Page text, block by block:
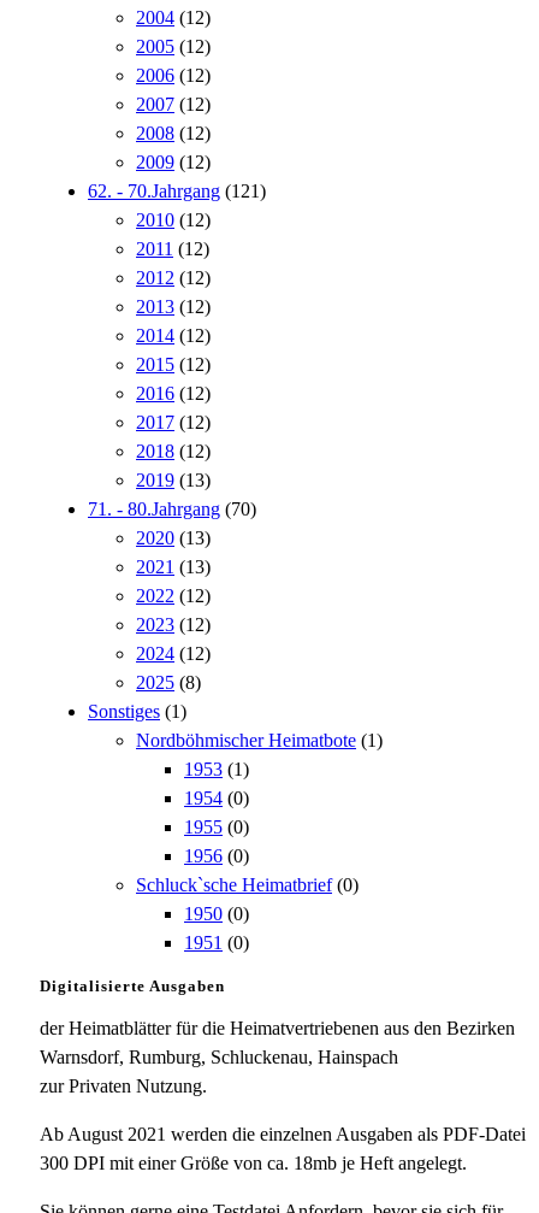
2004 (12)
2005 (12)
2006 (12)
2007 (12)
2008 (12)
2009 (12)
62. - 70.Jahrgang (121)
2010 (12)
2011 (12)
2012 (12)
2013 (12)
2014 (12)
2015 (12)
2016 (12)
2017 (12)
2018 (12)
2019 (13)
71. - 80.Jahrgang (70)
2020 (13)
2021 (13)
2022 (12)
2023 (12)
2024 (12)
2025 (8)
Sonstiges (1)
Nordböhmischer Heimatbote (1)
1953 (1)
1954 (0)
1955 (0)
1956 (0)
Schluck`sche Heimatbrief (0)
1950 (0)
1951 (0)
Digitalisierte Ausgaben
der Heimatblätter für die Heimatvertriebenen aus den Bezirken
Warnsdorf, Rumburg, Schluckenau, Hainspach
zur Privaten Nutzung.
Ab August 2021 werden die einzelnen Ausgaben als PDF-Datei
300 DPI mit einer Größe von ca. 18mb je Heft angelegt.